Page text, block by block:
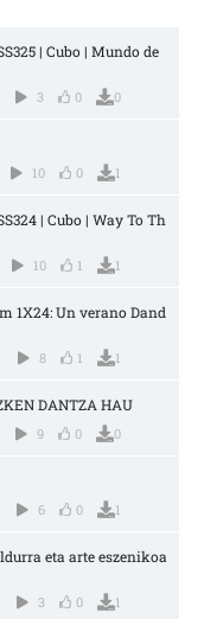
| Cubo | Mundo de
3 0 0
10 0 1
| Cubo | Way To Th
10 1 1
1X24: Un verano Dand
8 1 1
DANTZA HAU
9 0 0
6 0 1
eta arte eszenikoa
3 0 1